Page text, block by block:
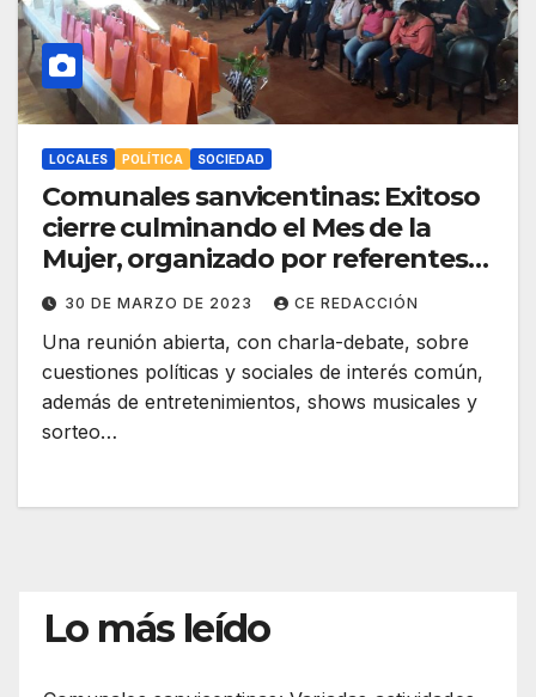
LOCALES POLÍTICA SOCIEDAD
Comunales sanvicentinas: Exitoso
cierre culminando el Mes de la
Mujer, organizado por referentes
del Frente Renovador de la
Concordia
30 DE MARZO DE 2023 CE REDACCIÓN
Una reunión abierta, con charla-debate, sobre
cuestiones políticas y sociales de interés común,
además de entretenimientos, shows musicales y
sorteo…
Lo más leído